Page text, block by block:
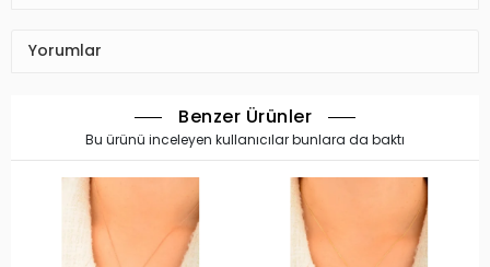
Yorumlar
Benzer Ürünler
Bu ürünü inceleyen kullanıcılar bunlara da baktı